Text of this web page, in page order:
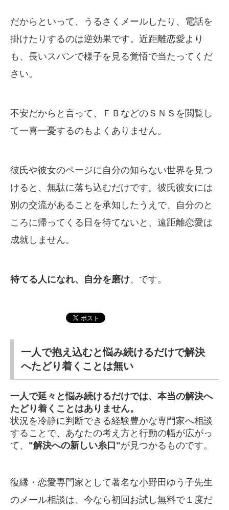
だからといって、うるさくメールしたり、電話を
掛けたりするのは逆効果です。近距離恋愛より
も、長いスパンで様子を見る覚悟で当たってくだ
さい。
不安だからと言って、ＦＢなどのＳＮＳを閲覧し
て一喜一憂するのもよくありません。
彼氏や彼女のページに自分の知らない世界を見つ
けると、無駄に落ち込むだけです。彼氏彼女には
別の交流があることを承知したうえで、自分のと
ころに帰ってくる日を待てないと、遠距離恋愛は
成就しません。
待てる人になれ、自分を磨け、です。
一人で抱え込むと悩み続けるだけで解決
へたどり着くことは無い
一人で延々と悩み続けるだけでは、本当の解決へ
たどり着くことはありません。
状況を冷静に判断できる経験豊かな専門家へ相談
することで、あなたの考え方と行動の幅が広がっ
て、 "解決への新しい糸口"が見つかるものです。
復縁・恋愛専門家として著名な小野田ゆう子先生
のメール相談は、今なら初回お試し無料で１度だ